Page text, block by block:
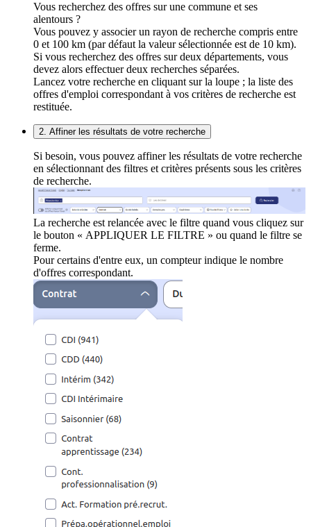
Vous recherchez des offres sur une commune et ses
alentours ?
Vous pouvez y associer un rayon de recherche compris entre
0 et 100 km (par défaut la valeur sélectionnée est de 10 km).
Si vous recherchez des offres sur deux départements, vous
devez alors effectuer deux recherches séparées.
Lancez votre recherche en cliquant sur la loupe ; la liste des
offres d'emploi correspondant à vos critères de recherche est
restituée.
2. Affiner les résultats de votre recherche
Si besoin, vous pouvez affiner les résultats de votre recherche
en sélectionnant des filtres et critères présents sous les critères
de recherche.
La recherche est relancée avec le filtre quand vous cliquez sur
le bouton « APPLIQUER LE FILTRE » ou quand le filtre se
ferme.
Pour certains d'entre eux, un compteur indique le nombre
d'offres correspondant.